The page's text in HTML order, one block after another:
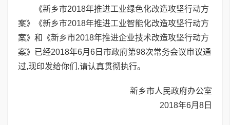
《新乡市2018年推进工业绿色化改造攻坚行动方
案》《新乡市2018年推进工业智能化改造攻坚行动方
案》和《新乡市2018年推进企业技术改造攻坚行动方
案》已经2018年6月6日市政府第98次常务会议审议通
过,现印发给你们,请认真贯彻执行。
新乡市人民政府办公室
2018年6月8日